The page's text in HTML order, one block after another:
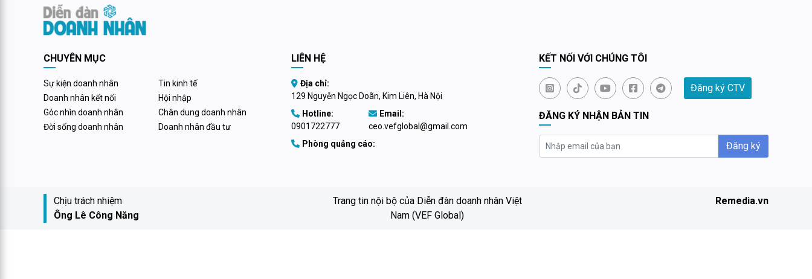
Trị, Bình Dương, Phú Yên, Khánh Hòa, Cần
Thơ, Thái Bình, Ninh Bình, Bình Phước, TP
CHUYÊN MỤC
Sự kiện doanh nhân
Tin kinh tế
Doanh nhân kết nối
Hội nhập
Góc nhìn doanh nhân
Chân dung doanh nhân
Đời sống doanh nhân
Doanh nhân đầu tư
LIÊN HỆ
Địa chỉ:
129 Nguyễn Ngọc Doãn, Kim Liên, Hà Nội
Hotline:
0901722777
Email:
ceo.vefglobal@gmail.com
Phòng quảng cáo:
KẾT NỐI VỚI CHÚNG TÔI
Đăng ký CTV
ĐĂNG KÝ NHẬN BẢN TIN
Đăng ký
Chịu trách nhiệm
Ông Lê Công Năng
Trang tin nội bộ của Diễn đàn doanh nhân Việt
Nam (VEF Global)
Remedia.vn